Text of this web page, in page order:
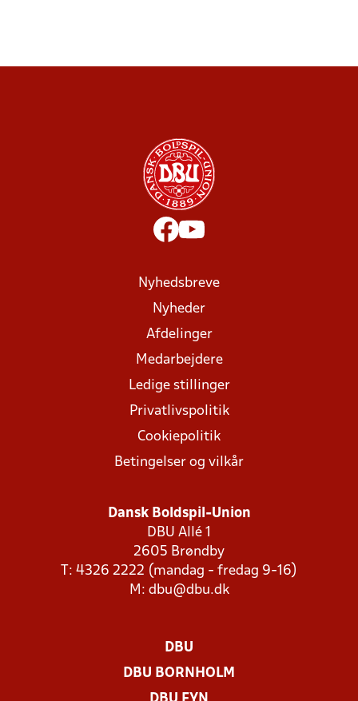
Nyhedsbreve
Nyheder
Afdelinger
Medarbejdere
Ledige stillinger
Privatlivspolitik
Cookiepolitik
Betingelser og vilkår
Dansk Boldspil-Union
DBU Allé 1
2605 Brøndby
T: 4326 2222 (mandag - fredag 9-16)
M: dbu@dbu.dk
DBU
DBU BORNHOLM